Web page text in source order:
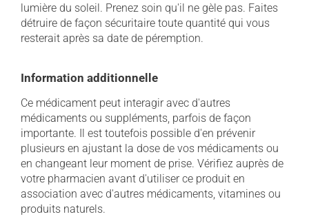
lumière du soleil. Prenez soin qu'il ne gèle pas. Faites
détruire de façon sécuritaire toute quantité qui vous
resterait après sa date de péremption.
Information additionnelle
Ce médicament peut interagir avec d'autres
médicaments ou suppléments, parfois de façon
importante. Il est toutefois possible d'en prévenir
plusieurs en ajustant la dose de vos médicaments ou
en changeant leur moment de prise. Vérifiez auprès de
votre pharmacien avant d'utiliser ce produit en
association avec d'autres médicaments, vitamines ou
produits naturels.